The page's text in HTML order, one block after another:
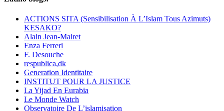
ACTIONS SITA (Sensibilisation À L’Islam Tous Azimuts)
KESAKO?
Alain Jean-Mairet
Enza Ferreri
F. Desouche
respublica,dk
Generation Identitaire
INSTITUT POUR LA JUSTICE
La Yijad En Eurabia
Le Monde Watch
Observatoire De L’islamisation